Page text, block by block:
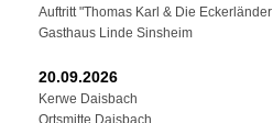
Auftritt "Thomas Karl & Die
Gasthaus Linde Sinsheim
20.09.2026
Kerwe Daisbach
Ortsmitte Daisbach